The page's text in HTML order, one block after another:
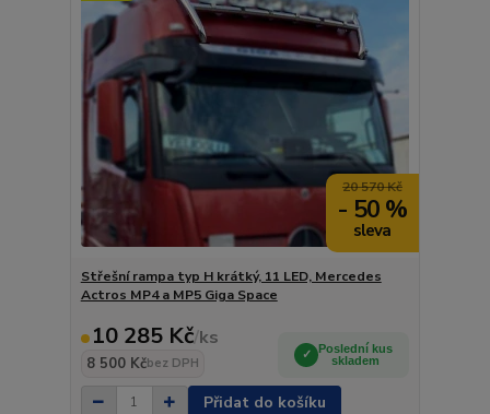
20 570 Kč
- 50 %
Střešní rampa typ H krátký, 11 LED, Mercedes
Actros MP4 a MP5 Giga Space
10 285 Kč/ks
8 500 Kčbez DPH
Poslední kus
skladem
Přidat do košíku